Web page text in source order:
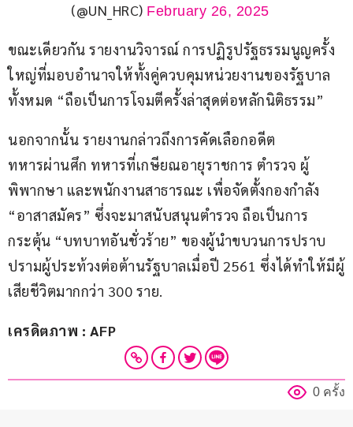
(@UN_HRC) February 26, 2025
ขณะเดียวกัน รายงานวิจารณ์ การปฏิรูปรัฐธรรมนูญครั้ง
ใหญ่ที่มอบอำนาจให้ทั้งคู่ควบคุมหน่วยงานของรัฐบาล
ทั้งหมด “ถือเป็นการโจมตีครั้งล่าสุดต่อหลักนิติธรรม”
นอกจากนั้น รายงานกล่าวถึงการคัดเลือกอดีต
ทหารผ่านศึก ทหารที่เกษียณอายุราชการ ตำรวจ ผู้
พิพากษา และพนักงานสาธารณะ เพื่อจัดตั้งกองกำลัง
“อาสาสมัคร” ซึ่งจะมาสนับสนุนตำรวจ ถือเป็นการ
กระตุ้น “บทบาทอันชั่วร้าย” ของผู้นำขบวนการปราบ
ปรามผู้ประท้วงต่อต้านรัฐบาลเมื่อปี 2561 ซึ่งได้ทำให้มีผู้
เสียชีวิตมากกว่า 300 ราย.
เครดิตภาพ : AFP
0 ครั้ง